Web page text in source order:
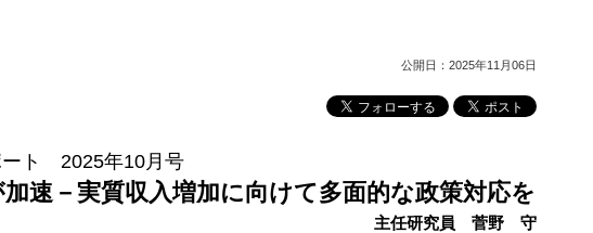
公開日：2025年11月06日
ート 2025年10月号
速－実質収入増加に向けて多面的な政策対応を
主任研究員 菅野 守